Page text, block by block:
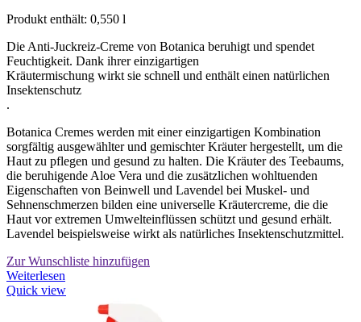
Produkt enthält: 0,550 l
Die Anti-Juckreiz-Creme von Botanica beruhigt und spendet
Feuchtigkeit. Dank ihrer einzigartigen
Kräutermischung wirkt sie schnell und enthält einen natürlichen
Insektenschutz
.
Botanica Cremes werden mit einer einzigartigen Kombination
sorgfältig ausgewählter und gemischter Kräuter hergestellt, um die
Haut zu pflegen und gesund zu halten. Die Kräuter des Teebaums,
die beruhigende Aloe Vera und die zusätzlichen wohltuenden
Eigenschaften von Beinwell und Lavendel bei Muskel- und
Sehnenschmerzen bilden eine universelle Kräutercreme, die die
Haut vor extremen Umwelteinflüssen schützt und gesund erhält.
Lavendel beispielsweise wirkt als natürliches Insektenschutzmittel.
Zur Wunschliste hinzufügen
Weiterlesen
Quick view